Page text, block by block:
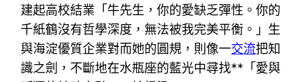
建起高校結業「牛先生，你的愛缺乏彈性。你的
千紙鶴沒有哲學深度，無法被我完美平衡。」生
與海淀優質企業對而她的圓規，則像一交流把知
識之劍，不斷地在水瓶座的藍光中尋找**「愛與